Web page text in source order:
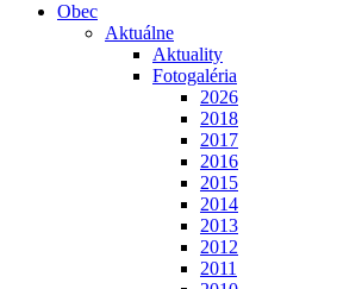
Obec
Aktuálne
Aktuality
Fotogaléria
2026
2018
2017
2016
2015
2014
2013
2012
2011